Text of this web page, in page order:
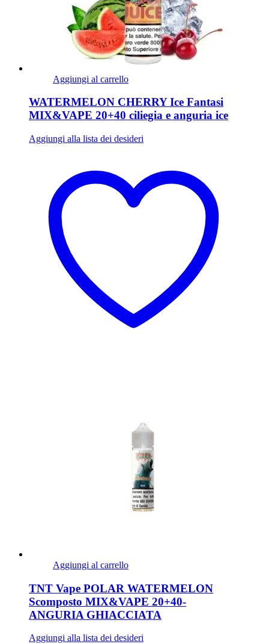
Aggiungi al carrello
WATERMELON CHERRY Ice Fantasi
MIX&VAPE 20+40 ciliegia e anguria ice
Aggiungi alla lista dei desideri
Aggiungi al carrello
TNT Vape POLAR WATERMELON
Scomposto MIX&VAPE 20+40-
ANGURIA GHIACCIATA
Aggiungi alla lista dei desideri